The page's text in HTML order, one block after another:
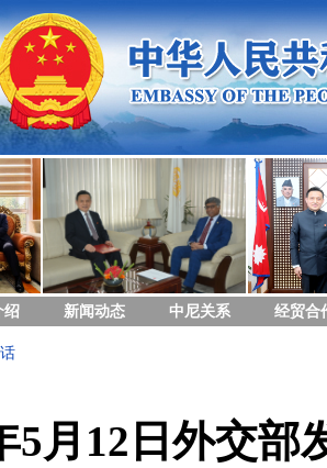
绍 新闻动态 中尼关系 经贸合
5月12日外交